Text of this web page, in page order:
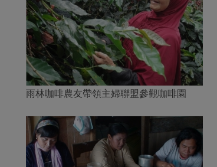
雨林咖啡農友帶領主婦聯盟參觀咖啡園